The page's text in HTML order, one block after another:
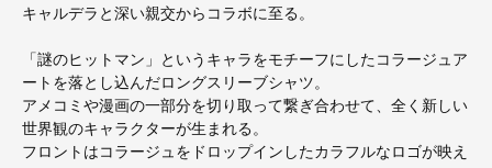
キャルデラと深い親交からコラボに至る。
「謎のヒットマン」というキャラをモチーフにしたコラージュア
ートを落とし込んだロングスリーブシャツ。
アメコミや漫画の一部分を切り取って繋ぎ合わせて、全く新しい
世界観のキャラクターが生まれる。
フロントはコラージュをドロップインしたカラフルなロゴが映え